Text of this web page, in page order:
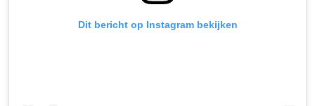
Dit bericht op Instagram bekijken